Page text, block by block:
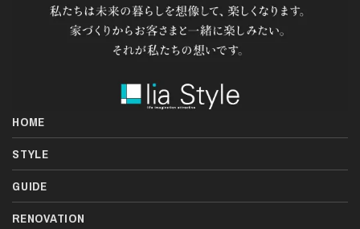
HOME
STYLE
GUIDE
RENOVATION